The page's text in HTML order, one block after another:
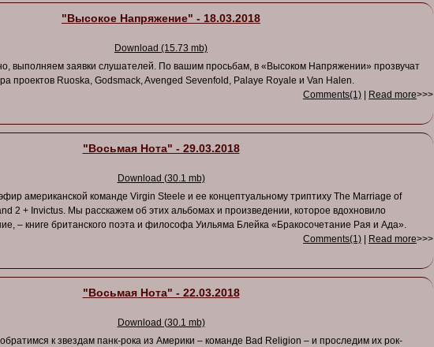
"Высокое Напряжение" - 18.03.2018
Download (15.73 mb)
выполняем заявки слушателей. По вашим просьбам, в «Высоком Напряжении» прозвучат
проектов Ruoska, Godsmack, Avenged Sevenfold, Palaye Royale и Van Halen.
Comments(1)
Read more>>>
"Восьмая Нота" - 29.03.2018
Download (30.1 mb)
американской команде Virgin Steele и ее концептуальному триптиху The Marriage of
2 + Invictus. Мы расскажем об этих альбомах и произведении, которое вдохновило
– книге британского поэта и философа Уильяма Блейка «Бракосочетание Рая и Ада».
Comments(1)
Read more>>>
"Восьмая Нота" - 22.03.2018
Download (30.1 mb)
к звездам панк-рока из Америки – команде Bad Religion – и проследим их рок-